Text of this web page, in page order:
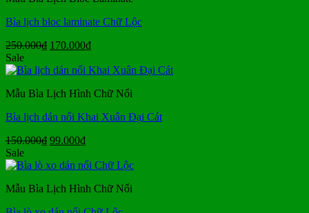
Bìa lịch bloc laminate Chữ Lộc
250.000₫ Giá
là:
170.000₫Giá
tại
170.000₫.
Sale
Mẫu Bìa Lịch Hình Chữ Nổi
Bìa lịch dán nổi Khai Xuân Đại Cát
150.000₫ Giá
là:
99.000₫Giá
tại
99.000₫.
Sale
Mẫu Bìa Lịch Hình Chữ Nổi